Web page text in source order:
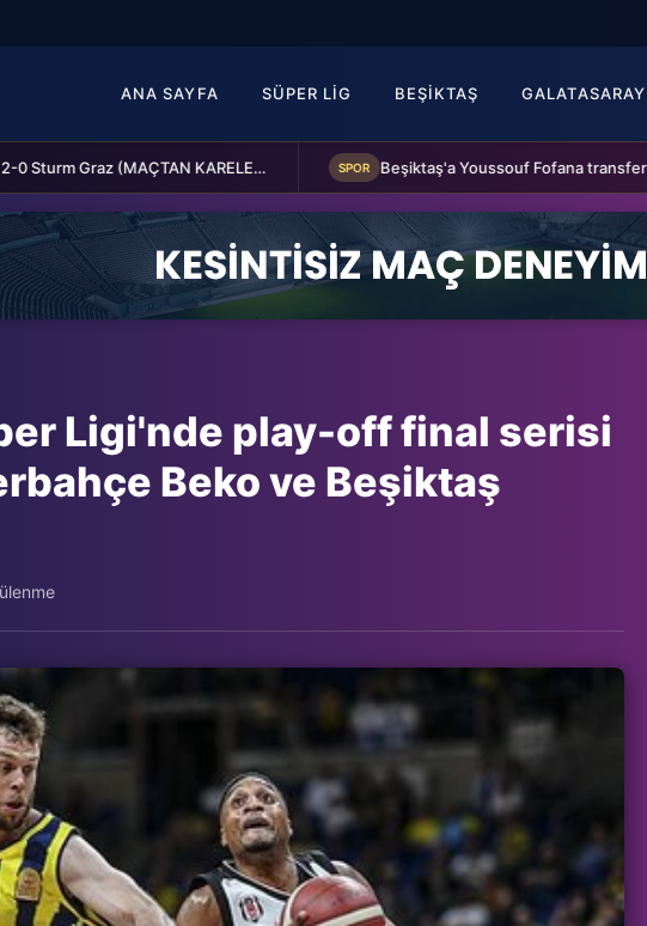
ANA SAYFA SÜPER LIG BEŞIKTAŞ GALATASARAY
Fenerbahçe 2-0 Sturm Graz (MAÇTAN KARELER) SPOR Beşiktaş'a Youssouf Fofana transferinde müjdeli haber!
Ligi'nde play-off final serisi
Beko ve Beşiktaş